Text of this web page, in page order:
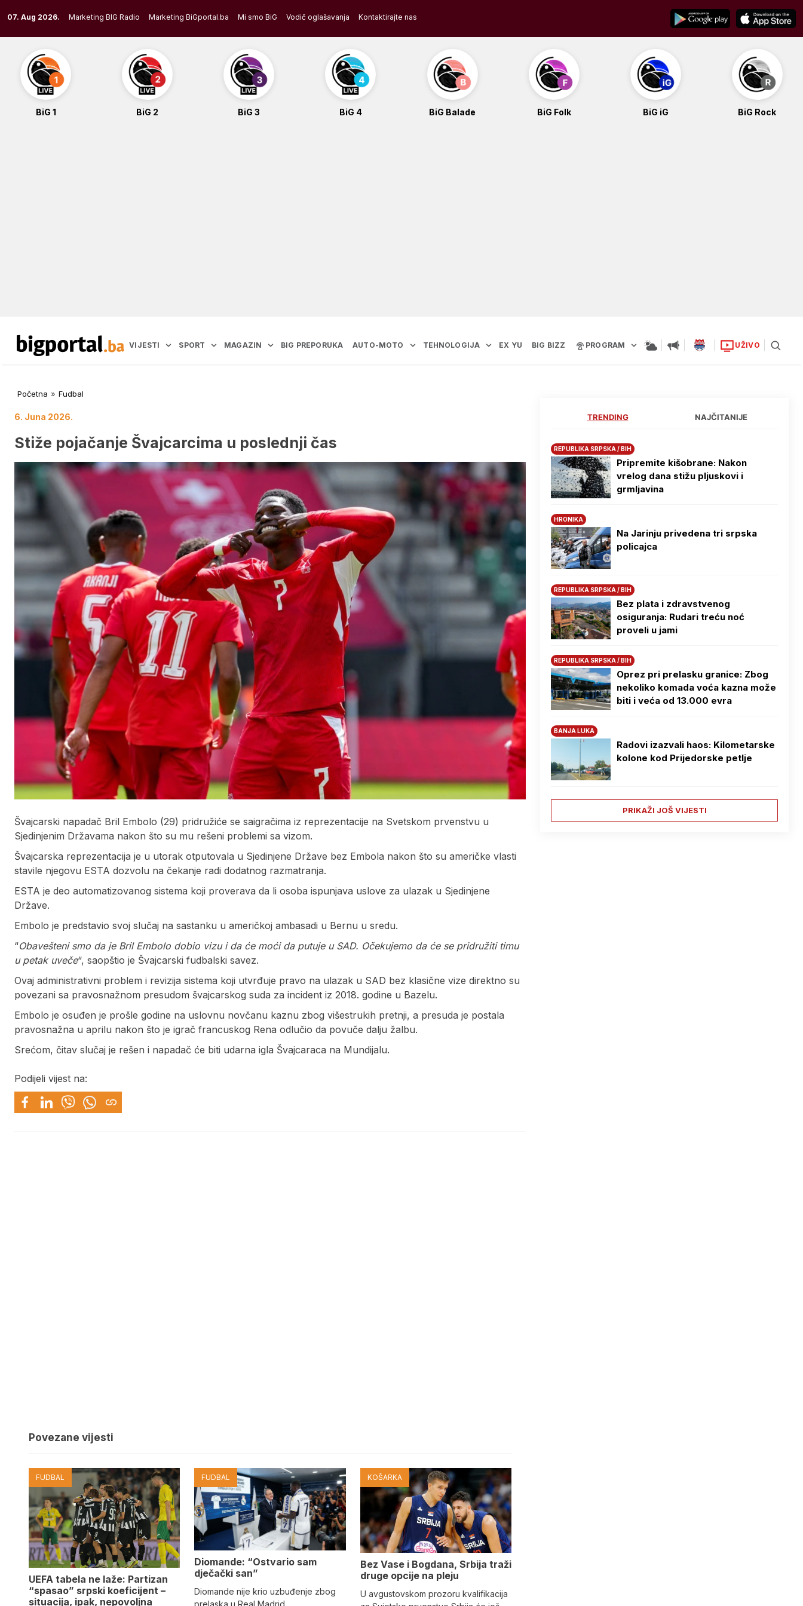
to
content
07. Aug 2026. Marketing BIG Radio Marketing BiGportal.ba Mi smo BiG Vodič oglašavanja Kontaktirajte nas
BiG 1 BiG 2 BiG 3 BiG 4 BiG Balade BiG Folk BiG iG BiG Rock
VIJESTI SPORT MAGAZIN BIG PREPORUKA AUTO-MOTO TEHNOLOGIJA EX YU BIG BIZZ PROGRAM UŽIVO
Početna » Fudbal
6. Juna 2026.
Stiže pojačanje Švajcarcima u poslednji čas
Švajcarski napadač Bril Embolo (29) pridružiće se saigračima iz reprezentacije na Svetskom prvenstvu u
Sjedinjenim Državama nakon što su mu rešeni problemi sa vizom.
Švajcarska reprezentacija je u utorak otputovala u Sjedinjene Države bez Embola nakon što su američke vlasti
stavile njegovu ESTA dozvolu na čekanje radi dodatnog razmatranja.
ESTA je deo automatizovanog sistema koji proverava da li osoba ispunjava uslove za ulazak u Sjedinjene
Države.
Embolo je predstavio svoj slučaj na sastanku u američkoj ambasadi u Bernu u sredu.
“Obavešteni smo da je Bril Embolo dobio vizu i da će moći da putuje u SAD. Očekujemo da će se pridružiti timu
u petak uveče“, saopštio je Švajcarski fudbalski savez.
Ovaj administrativni problem i revizija sistema koji utvrđuje pravo na ulazak u SAD bez klasične vize direktno su
povezani sa pravosnažnom presudom švajcarskog suda za incident iz 2018. godine u Bazelu.
Embolo je osuđen je prošle godine na uslovnu novčanu kaznu zbog višestrukih pretnji, a presuda je postala
pravosnažna u aprilu nakon što je igrač francuskog Rena odlučio da povuče dalju žalbu.
Srećom, čitav slučaj je rešen i napadač će biti udarna igla Švajcaraca na Mundijalu.
Podijeli vijest na:
Povezane vijesti
FUDBAL
UEFA tabela ne laže: Partizan
“spasao” srpski koeficijent –
situacija, ipak, nepovoljna
FUDBAL
Diomande: “Ostvario sam
dječački san”
Diomande nije krio uzbuđenje zbog
prelaska u Real Madrid
KOŠARKA
Bez Vase i Bogdana, Srbija traži
druge opcije na pleju
U avgustovskom prozoru kvalifikacija
TRENDING NAJČITANIJE
REPUBLIKA SRPSKA / BIH
Pripremite kišobrane: Nakon
vrelog dana stižu pljuskovi i
grmljavina
HRONIKA
Na Јarinju privedena tri srpska
policajca
REPUBLIKA SRPSKA / BIH
Bez plata i zdravstvenog
osiguranja: Rudari treću noć
proveli u jami
REPUBLIKA SRPSKA / BIH
Oprez pri prelasku granice: Zbog
nekoliko komada voća kazna može
biti i veća od 13.000 evra
BANJA LUKA
Radovi izazvali haos: Kilometarske
kolone kod Prijedorske petlje
PRIKAŽI JOŠ VIJESTI